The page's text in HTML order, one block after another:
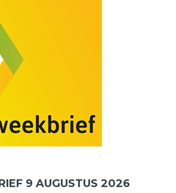
9 AUGUSTUS 2026